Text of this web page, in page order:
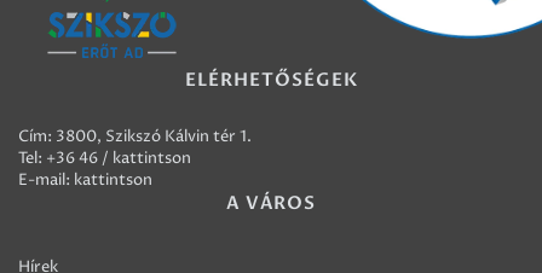
ELÉRHETŐSÉGEK
Cím: 3800, Szikszó Kálvin tér 1.
Tel: +36 46 / kattintson
E-mail: kattintson
A VÁROS
Hírek